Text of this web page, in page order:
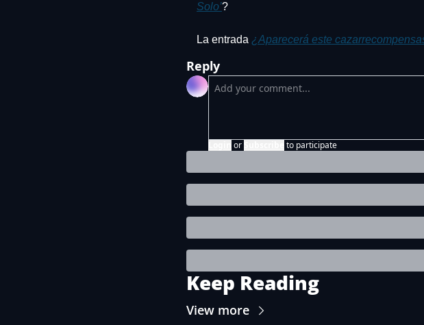
Solo’?
La entrada ¿Aparecerá este
Reply
or to participate
Keep Reading
View more